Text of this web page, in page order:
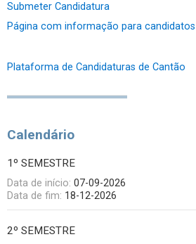
Submeter Candidatura
Página com informação para candidatos
Plataforma de Candidaturas de Cantão
Calendário
1º SEMESTRE
Data de início: 07-09-2026
Data de fim: 18-12-2026
2º SEMESTRE